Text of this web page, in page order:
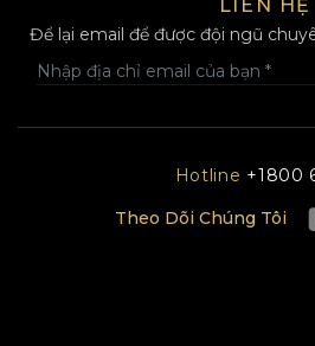
LIÊN HỆ
Để lại email để được đội ngũ
Hotline +1800
Theo Dõi Chúng Tôi